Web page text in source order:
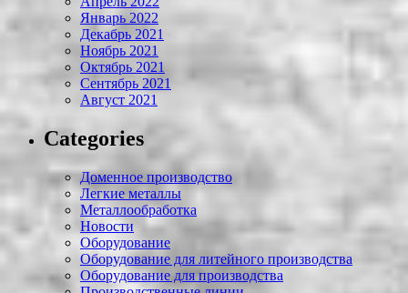
Январь 2022
Декабрь 2021
Ноябрь 2021
Октябрь 2021
Сентябрь 2021
Август 2021
Categories
Доменное производство
Легкие металлы
Металлообработка
Новости
Оборудование
Оборудование для литейного производства
Оборудование для производства